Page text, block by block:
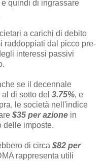
quindi di ingrassare
a carichi di debito
raddoppiati dal picco pre-
interessi passivi
se il decennale
di sotto del 3.75%, e
le società nell'indice
$35 per azione in
delle imposte.
di circa $82 per
rappresenta utili